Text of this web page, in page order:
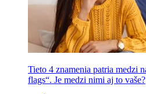
Tieto 4 znamenia patria medzi
flags“. Je medzi nimi aj to vaše?